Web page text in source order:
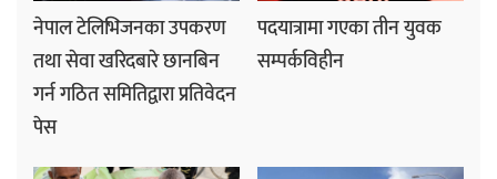
नेपाल टेलिभिजनका उपकरण
तथा सेवा खरिदबारे छानबिन
गर्न गठित समितिद्वारा प्रतिवेदन
पेस
पदयात्रामा गएका तीन युवक
सम्पर्कविहीन